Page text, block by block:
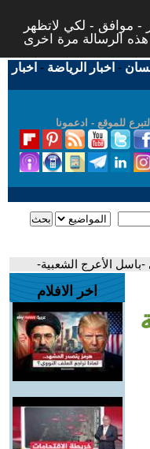
- موافق - لكي لاتظهر
- اخبار الرياضة - اخبار
التبرع للموقع - ادعمونا
-باسل الأعرج الشعبية-
اخر الافلام